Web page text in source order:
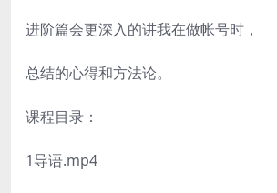
进阶篇会更深入的讲我在做帐号时，
总结的心得和方法论。
课程目录：
1导语.mp4